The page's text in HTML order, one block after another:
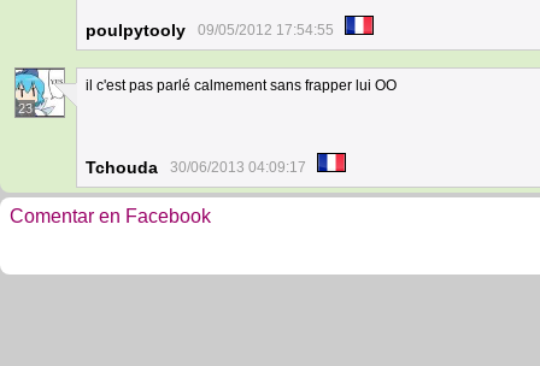
poulpytooly 09/05/2012 17:54:55
23
il c'est pas parlé calmement sans frapper lui OO
Tchouda 30/06/2013 04:09:17
Comentar en Facebook